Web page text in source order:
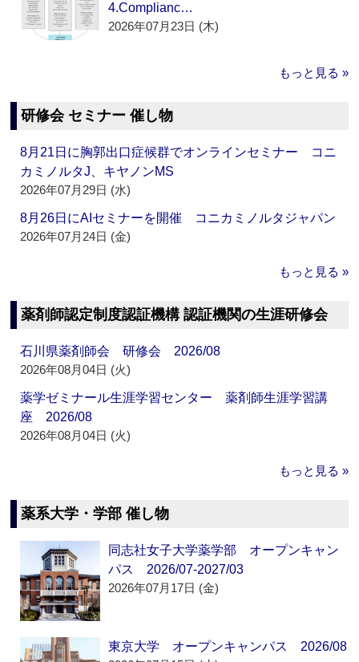
4.Complianc…
2026年07月23日 (木)
もっと見る »
研修会 セミナー 催し物
8月21日に胸郭出口症候群でオンラインセミナー コニ
カミノルタJ、キヤノンMS
2026年07月29日 (水)
8月26日にAIセミナーを開催 コニカミノルタジャパン
2026年07月24日 (金)
もっと見る »
薬剤師認定制度認証機構 認証機関の生涯研修会
石川県薬剤師会 研修会 2026/08
2026年08月04日 (火)
薬学ゼミナール生涯学習センター 薬剤師生涯学習講
座 2026/08
2026年08月04日 (火)
もっと見る »
薬系大学・学部 催し物
同志社女子大学薬学部 オープンキャン
パス 2026/07-2027/03
2026年07月17日 (金)
東京大学 オープンキャンパス 2026/08